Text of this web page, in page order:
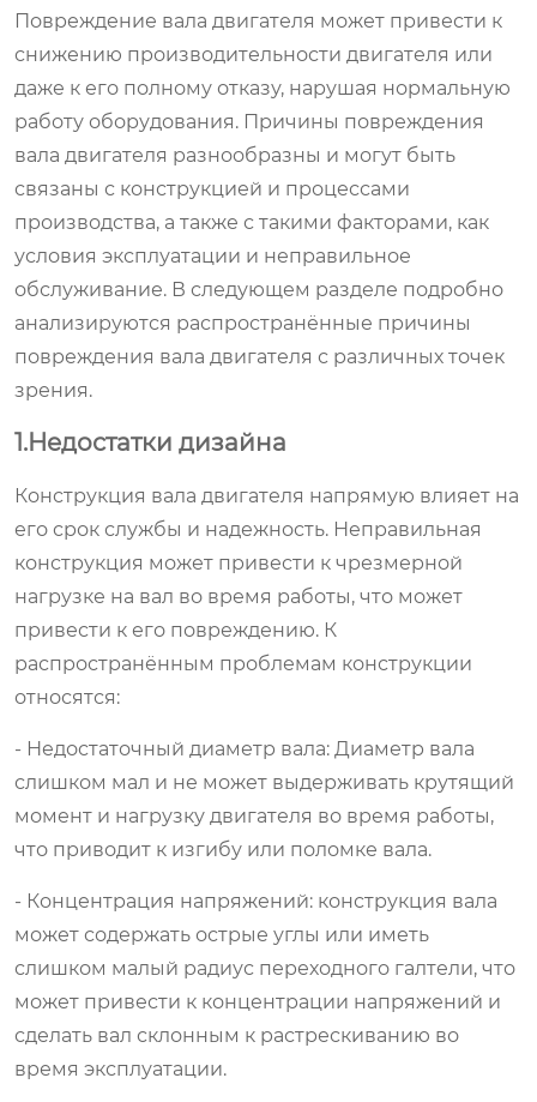
Повреждение вала двигателя может привести к
снижению производительности двигателя или
даже к его полному отказу, нарушая нормальную
работу оборудования. Причины повреждения
вала двигателя разнообразны и могут быть
связаны с конструкцией и процессами
производства, а также с такими факторами, как
условия эксплуатации и неправильное
обслуживание. В следующем разделе подробно
анализируются распространённые причины
повреждения вала двигателя с различных точек
зрения.
1.Недостатки дизайна
Конструкция вала двигателя напрямую влияет на
его срок службы и надежность. Неправильная
конструкция может привести к чрезмерной
нагрузке на вал во время работы, что может
привести к его повреждению. К
распространённым проблемам конструкции
относятся:
- Недостаточный диаметр вала: Диаметр вала
слишком мал и не может выдерживать крутящий
момент и нагрузку двигателя во время работы,
что приводит к изгибу или поломке вала.
- Концентрация напряжений: конструкция вала
может содержать острые углы или иметь
слишком малый радиус переходного галтели, что
может привести к концентрации напряжений и
сделать вал склонным к растрескиванию во
время эксплуатации.